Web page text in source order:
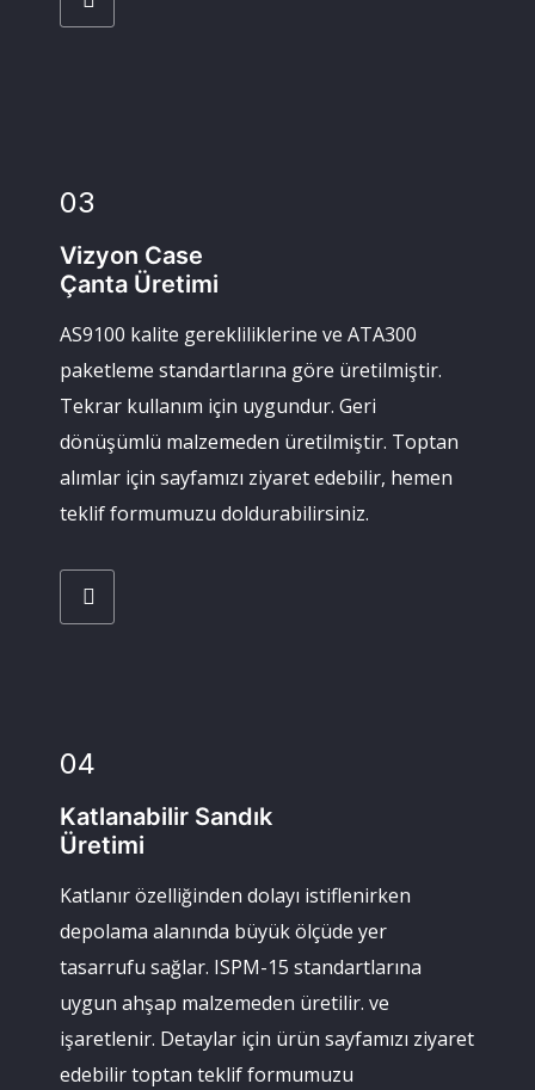
03
Vizyon Case
Çanta Üretimi
AS9100 kalite gerekliliklerine ve ATA300
paketleme standartlarına göre üretilmiştir.
Tekrar kullanım için uygundur. Geri
dönüşümlü malzemeden üretilmiştir. Toptan
alımlar için sayfamızı ziyaret edebilir, hemen
teklif formumuzu doldurabilirsiniz.
04
Katlanabilir Sandık
Üretimi
Katlanır özelliğinden dolayı istiflenirken
depolama alanında büyük ölçüde yer
tasarrufu sağlar. ISPM-15 standartlarına
uygun ahşap malzemeden üretilir. ve
işaretlenir. Detaylar için ürün sayfamızı ziyaret
edebilir toptan teklif formumuzu